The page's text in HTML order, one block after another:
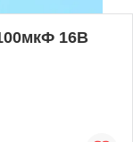
16В